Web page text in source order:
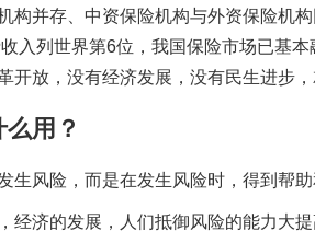
构并存、中资保险机构与外资保险机
入列世界第6位，我国保险市场已基
开放，没有经济发展，没有民生进步，
用？
风险，而是在发生风险时，得到帮助
济的发展，人们抵御风险的能力大提